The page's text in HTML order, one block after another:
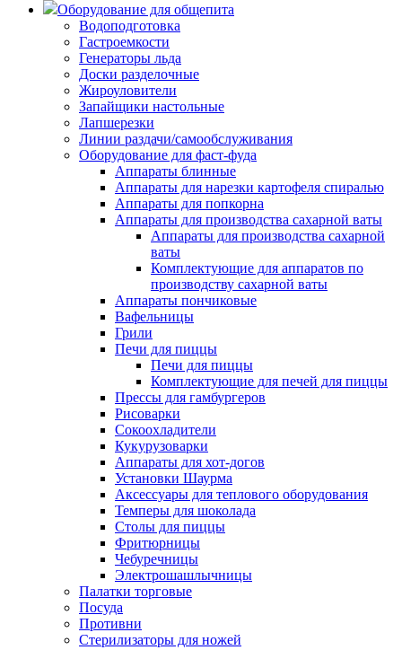
Оборудование для общепита
Водоподготовка
Гастроемкости
Генераторы льда
Доски разделочные
Жироуловители
Запайщики настольные
Лапшерезки
Линии раздачи/самообслуживания
Оборудование для фаст-фуда
Аппараты блинные
Аппараты для нарезки картофеля спиралью
Аппараты для попкорна
Аппараты для производства сахарной ваты
Аппараты для производства сахарной
ваты
Комплектующие для аппаратов по
производству сахарной ваты
Аппараты пончиковые
Вафельницы
Грили
Печи для пиццы
Печи для пиццы
Комплектующие для печей для пиццы
Прессы для гамбургеров
Рисоварки
Сокоохладители
Кукурузоварки
Аппараты для хот-догов
Установки Шаурма
Аксессуары для теплового оборудования
Темперы для шоколада
Столы для пиццы
Фритюрницы
Чебуречницы
Электрошашлычницы
Палатки торговые
Посуда
Противни
Стерилизаторы для ножей